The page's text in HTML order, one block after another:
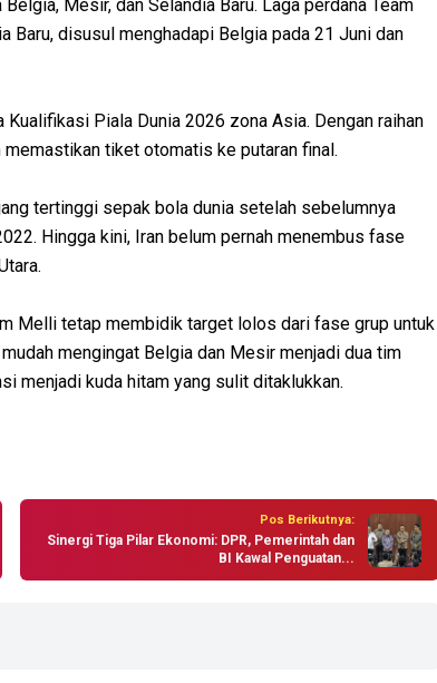
Mesir, dan Selandia Baru. Laga perdana Team
Baru, disusul menghadapi Belgia pada 21 Juni dan
Piala Dunia 2026 zona Asia. Dengan raihan
tiket otomatis ke putaran final.
tertinggi sepak bola dunia setelah sebelumnya
Hingga kini, Iran belum pernah menembus fase
Melli tetap membidik target lolos dari fase grup untuk
mengingat Belgia dan Mesir menjadi dua tim
menjadi kuda hitam yang sulit ditaklukkan.
Pos Berikutnya:
Sinergi Tiga Pilar Ekonomi: DPR, Pemerintah dan
BI Kawal Penguatan...